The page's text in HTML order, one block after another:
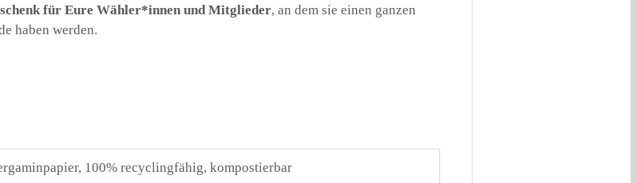
für Eure Wähler*innen und Mitglieder, an dem sie einen ganzen
haben werden.
100% recyclingfähig, kompostierbar